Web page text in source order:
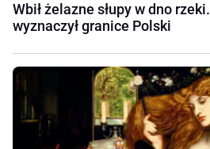
Wbił żelazne słupy w dno
wyznaczył granice Polski